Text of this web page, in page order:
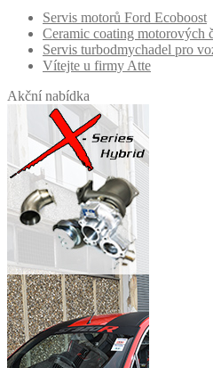
lze
Servis motorů Ford Ecoboost
Ceramic coating motorových
Servis turbodmychadel pro
Vítejte u firmy Atte
Akční nabídka